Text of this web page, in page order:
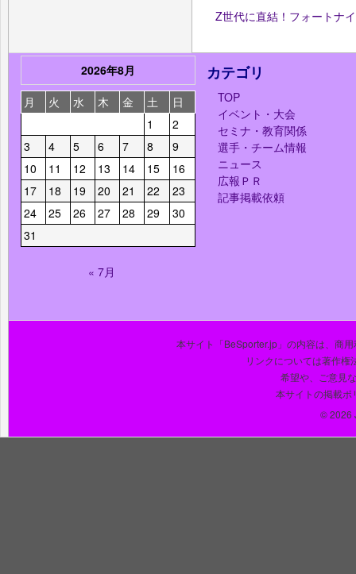
Z世代に直結！フォートナ
2026年8月
月
火 水 木 金 土
日
1
2
3
4 5 6 7 8
9
10
11 12 13 14 15
16
17
18 19 20 21 22
23
24
25 26 27 28 29
30
31
« 7月
カテゴリ
TOP
イベント・大会
セミナ・教育関係
選手・チーム情報
ニュース
広報ＰＲ
記事掲載依頼
本サイト「BeSporter.jp」の内容は、商
リンクについては著作権
希望や、ご意見
本サイトの掲載ポ
© 2026